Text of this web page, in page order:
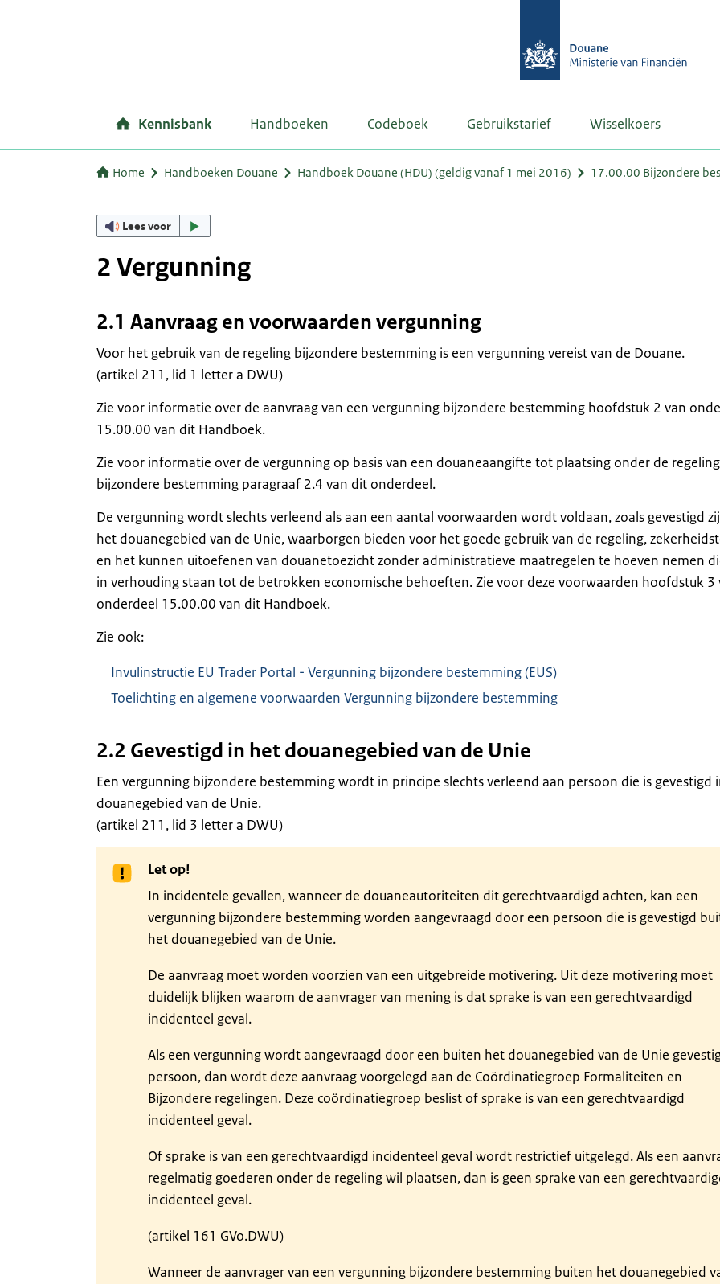
Kennisbank Handboeken Codeboek Gebruikstarief Wisselkoers
Home Handboeken Douane Handboek Douane (HDU) (geldig vanaf 1 mei 2016) 17.00.00 Bijzondere
Lees voor
2 Vergunning
2.1 Aanvraag en voorwaarden vergunning
Voor het gebruik van de regeling bijzondere bestemming is een vergunning vereist van de Douane.
(artikel 211, lid 1 letter a DWU)
Zie voor informatie over de aanvraag van een vergunning bijzondere bestemming hoofdstuk 2 van
15.00.00 van dit Handboek.
Zie voor informatie over de vergunning op basis van een douaneaangifte tot plaatsing onder de regeling
bijzondere bestemming paragraaf 2.4 van dit onderdeel.
De vergunning wordt slechts verleend als aan een aantal voorwaarden wordt voldaan, zoals gevestigd
het douanegebied van de Unie, waarborgen bieden voor het goede gebruik van de regeling,
en het kunnen uitoefenen van douanetoezicht zonder administratieve maatregelen te hoeven nemen
in verhouding staan tot de betrokken economische behoeften. Zie voor deze voorwaarden hoofdstuk 3
onderdeel 15.00.00 van dit Handboek.
Zie ook:
Invulinstructie EU Trader Portal - Vergunning bijzondere bestemming (EUS)
Toelichting en algemene voorwaarden Vergunning bijzondere bestemming
2.2 Gevestigd in het douanegebied van de Unie
Een vergunning bijzondere bestemming wordt in principe slechts verleend aan persoon die is gevestigd
douanegebied van de Unie.
(artikel 211, lid 3 letter a DWU)
Let op!
In incidentele gevallen, wanneer de douaneautoriteiten dit gerechtvaardigd achten, kan een
vergunning bijzondere bestemming worden aangevraagd door een persoon die is gevestigd
het douanegebied van de Unie.
De aanvraag moet worden voorzien van een uitgebreide motivering. Uit deze motivering moet
duidelijk blijken waarom de aanvrager van mening is dat sprake is van een gerechtvaardigd
incidenteel geval.
Als een vergunning wordt aangevraagd door een buiten het douanegebied van de Unie
persoon, dan wordt deze aanvraag voorgelegd aan de Coördinatiegroep Formaliteiten en
Bijzondere regelingen. Deze coördinatiegroep beslist of sprake is van een gerechtvaardigd
incidenteel geval.
Of sprake is van een gerechtvaardigd incidenteel geval wordt restrictief uitgelegd. Als een
regelmatig goederen onder de regeling wil plaatsen, dan is geen sprake van een
incidenteel geval.
(artikel 161 GVo.DWU)
Wanneer de aanvrager van een vergunning bijzondere bestemming buiten het douanegebied